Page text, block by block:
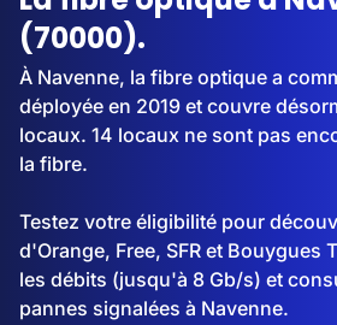
(70000).
À Navenne, la fibre optique a
déployée en 2019 et couvre
locaux. 14 locaux ne sont pas
la fibre.
Testez votre éligibilité pour
d'Orange, Free, SFR et Bouygues
les débits (jusqu'à 8 Gb/s) et
pannes signalées à Navenne.